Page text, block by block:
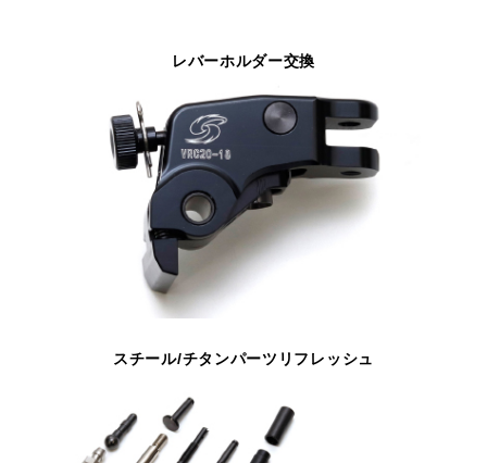
レバーホルダー交換
スチール/チタンパーツリフレッシュ